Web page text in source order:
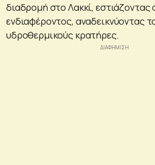
διαδρομή στο Λακκί, εστιάζοντας
ενδιαφέροντος, αναδεικνύοντας
υδροθερμικούς κρατήρες.